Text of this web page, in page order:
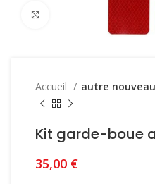
Accueil autre nouveau
Kit garde-boue
35,00 €